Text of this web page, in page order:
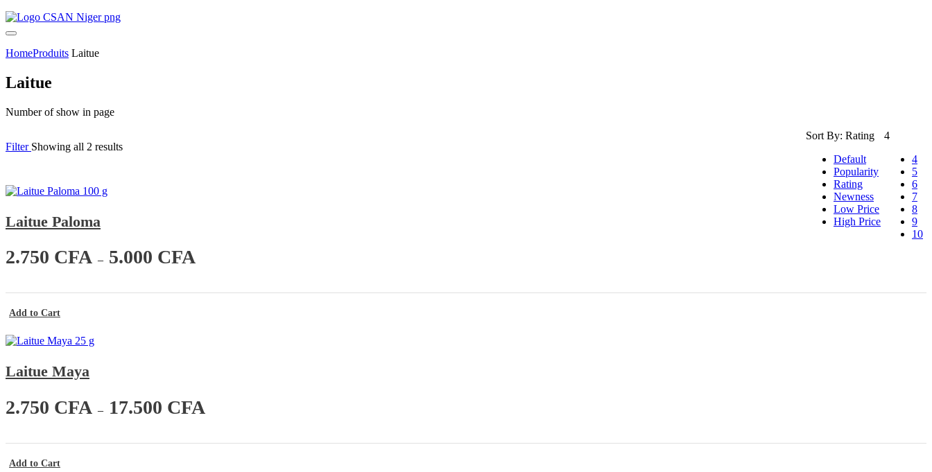
HomeProduits Laitue
Laitue
Number of show in page
4
4
5
6
7
8
9
10
Sort By: Rating
Default
Popularity
Rating
Newness
Low Price
High Price
Filter Showing all 2 resultsTrié
Recherche
Laitue Paloma
2.750 CFA – 5.000 CFAl
:
2
Add to Cart
Laitue Maya
2.750 CFA – 17.500 CFAl
Add to Cart